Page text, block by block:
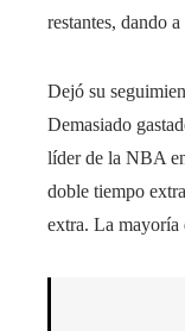
restantes, dando
Dejó su
Demasiado
líder de la NBA
doble tiempo
extra. La mayoría